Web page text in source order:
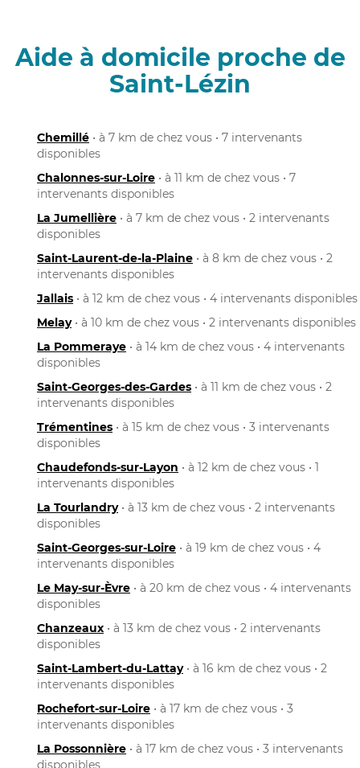
Aide à domicile proche de
Saint-Lézin
Chemillé • à 7 km de chez vous • 7 intervenants
disponibles
Chalonnes-sur-Loire • à 11 km de chez vous • 7
intervenants disponibles
La Jumellière • à 7 km de chez vous • 2 intervenants
disponibles
Saint-Laurent-de-la-Plaine • à 8 km de chez vous • 2
intervenants disponibles
Jallais • à 12 km de chez vous • 4 intervenants disponibles
Melay• à 10 km de chez vous • 2 intervenants disponibles
La Pommeraye • à 14 km de chez vous • 4 intervenants
disponibles
Saint-Georges-des-Gardes • à 11 km de chez vous • 2
intervenants disponibles
Trémentines • à 15 km de chez vous • 3 intervenants
disponibles
Chaudefonds-sur-Layon • à 12 km de chez vous • 1
intervenants disponibles
La Tourlandry• à 13 km de chez vous • 2 intervenants
disponibles
Saint-Georges-sur-Loire • à 19 km de chez vous • 4
intervenants disponibles
Le May-sur-Èvre • à 20 km de chez vous • 4 intervenants
disponibles
Chanzeaux • à 13 km de chez vous • 2 intervenants
disponibles
Saint-Lambert-du-Lattay• à 16 km de chez vous • 2
intervenants disponibles
Rochefort-sur-Loire • à 17 km de chez vous • 3
intervenants disponibles
La Possonnière • à 17 km de chez vous • 3 intervenants
disponibles